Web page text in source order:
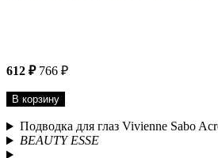
612 ₽ 766 ₽
В корзину
Подводка для глаз Vivienne Sabo
BEAUTY ESSE